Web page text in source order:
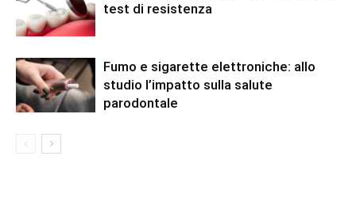
test di resistenza
Fumo e sigarette elettroniche: allo
studio l’impatto sulla salute
parodontale